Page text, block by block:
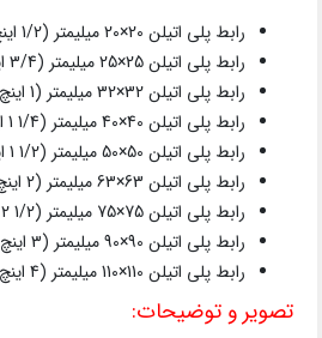
رابط پلی اتیلن 20×20 میلیمتر (1/2 اینچ)
رابط پلی اتیلن 25×25 میلیمتر (3/4 اینچ)
رابط پلی اتیلن 32×32 میلیمتر (1 اینچ)
رابط پلی اتیلن 40×40 میلیمتر (1/4 1 اینچ)
رابط پلی اتیلن 50×50 میلیمتر (1/2 1 اینچ)
رابط پلی اتیلن 63×63 میلیمتر (2 اینچ)
رابط پلی اتیلن 75×75 میلیمتر (1/2 2 اینچ)
رابط پلی اتیلن 90×90 میلیمتر (3 اینچ)
رابط پلی اتیلن 110×110 میلیمتر (4 اینچ)
تصویر و توضیحات: